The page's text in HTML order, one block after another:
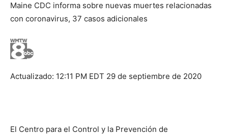
Maine CDC informa sobre nuevas muertes relacionadas
con coronavirus, 37 casos adicionales
Actualizado: 12:11 PM EDT 29 de septiembre de 2020
El Centro para el Control y la Prevención de